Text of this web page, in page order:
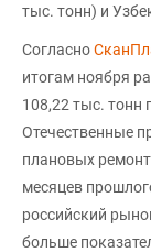
тыс. тонн) и
Согласно
итогам ноября
108,22 тыс. тонн
Отечественные
плановых
месяцев
российский
больше